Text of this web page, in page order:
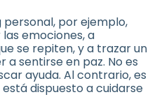
por ejemplo,
emociones, a
se repiten, y a trazar un
sentirse en paz. No es
ayuda. Al contrario, es
dispuesto a cuidarse